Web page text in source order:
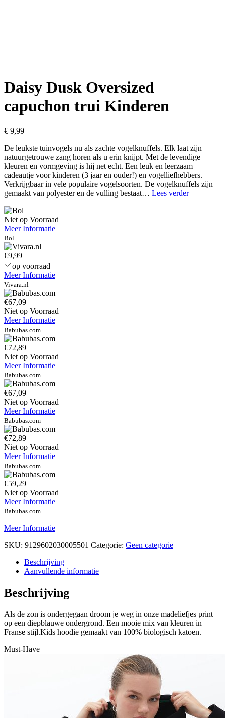
Daisy Dusk Oversized
capuchon trui Kinderen
€ 9,99
De leukste tuinvogels nu als zachte vogelknuffels. Elk laat zijn
natuurgetrouwe zang horen als u erin knijpt. Met de levendige
kleuren en vormgeving is hij net echt. Een leuk en leerzaam
cadeautje voor kinderen (3 jaar en ouder!) en vogelliefhebbers.
Verkrijgbaar in vele populaire vogelsoorten. De vogelknuffels zijn
gemaakt van polyester en de vulling bestaat… Lees verderDaisy
Niet op Voorraad
Meer Informatie
Bol
€9,99
op voorraad
Meer Informatie
Vivara.nl
€67,09
Niet op Voorraad
Meer Informatie
Babubas.com
€72,89
Niet op Voorraad
Meer Informatie
Babubas.com
€67,09
Niet op Voorraad
Meer Informatie
Babubas.com
€72,89
Niet op Voorraad
Meer Informatie
Babubas.com
€59,29
Niet op Voorraad
Meer Informatie
Babubas.com
Meer Informatie
SKU: 9129602030005501 Categorie: Geen categorie
Beschrijving
Aanvullende informatie
Beschrijving
Als de zon is ondergegaan droom je weg in onze madeliefjes print
op een diepblauwe ondergrond. Een mooie mix van kleuren in
Franse stijl.Kids hoodie gemaakt van 100% biologisch katoen.
Must-Have